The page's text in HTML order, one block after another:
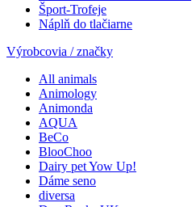
Šport-Trofeje
Náplň do tlačiarne
Výrobcovia / značky
All animals
Animology
Animonda
AQUA
BeCo
BlooChoo
Dairy pet Yow Up!
Dáme seno
diversa